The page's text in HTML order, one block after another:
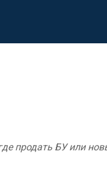
продать БУ или